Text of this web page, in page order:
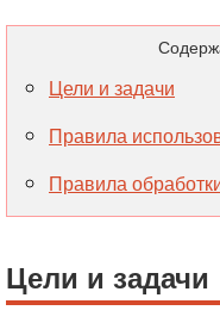
Цели и задачи
Правила
Правила
Цели и задачи